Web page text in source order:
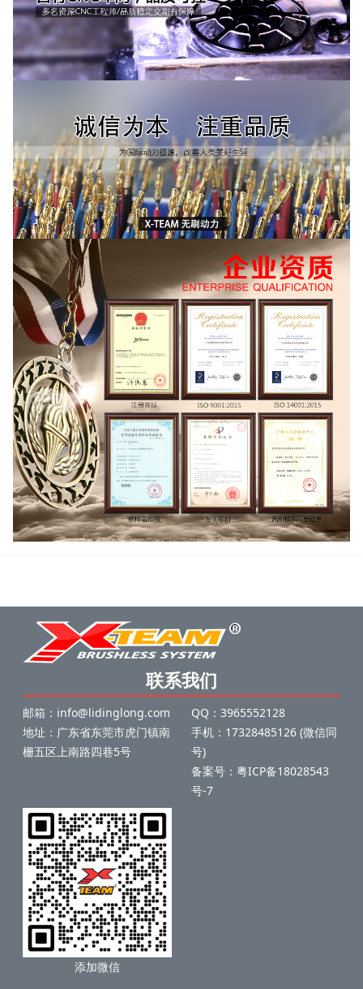
联系我们
邮箱：info@lidinglong.com
地址：广东省东莞市虎门镇南
栅五区上南路四巷5号
QQ：3965552128
手机：17328485126 (微信同
号)
备案号： 粤ICP备18028543
号-7
添加微信